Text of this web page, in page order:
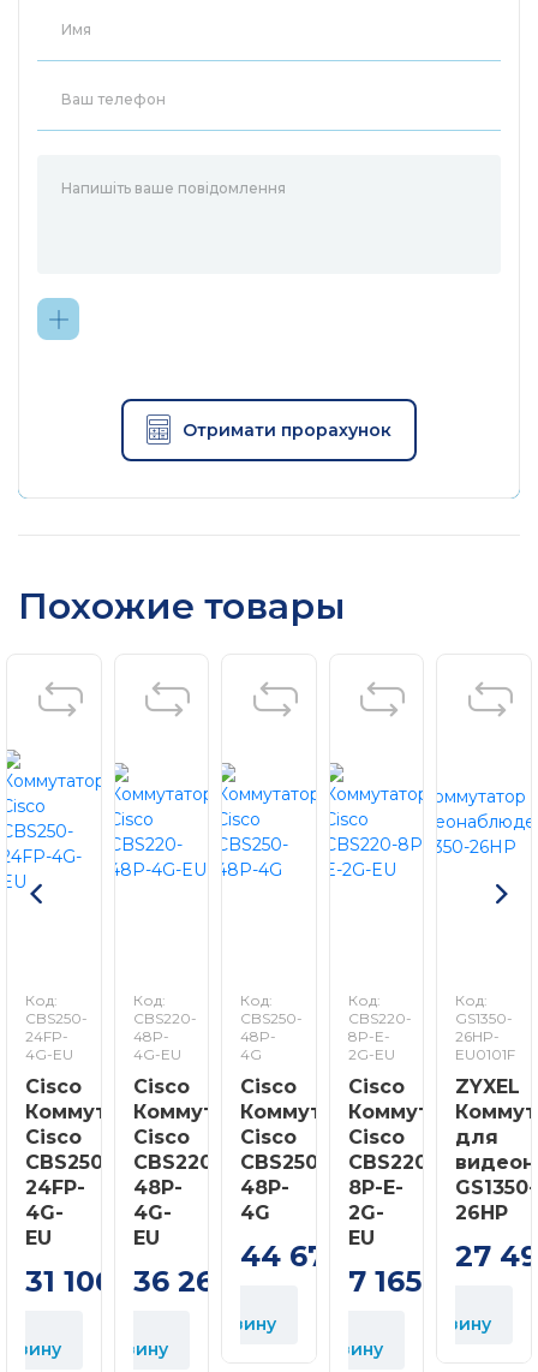
Отримати прорахунок
Похожие товары
Код:
CBS250-
24FP-
4G-EU
Cisco
Коммутатор
Cisco
CBS250-
24FP-
4G-
EU
31 106 грн
Код:
CBS220-
48P-
4G-EU
Cisco
Коммутатор
Cisco
CBS220-
48P-
4G-
EU
36 268
корзину
Код:
CBS250-
48P-
4G
Cisco
Коммутатор
Cisco
CBS250-
48P-
4G
44 678
корзину
Код:
CBS220-
8P-E-
2G-EU
Cisco
Коммутатор
Cisco
CBS220-
8P-E-
2G-
EU
7 165
корзину
Код:
GS1350-
26HP-
EU0101F
ZYXEL
для
GS1350-
26HP
27
корзину